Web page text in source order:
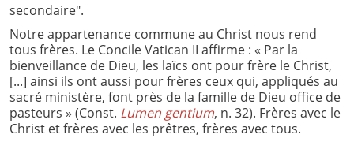
secondaire".
Notre appartenance commune au Christ nous rend
tous frères. Le Concile Vatican II affirme : « Par la
bienveillance de Dieu, les laïcs ont pour frère le Christ,
[...] ainsi ils ont aussi pour frères ceux qui, appliqués au
sacré ministère, font près de la famille de Dieu office de
pasteurs » (Const. Lumen gentium, n. 32). Frères avec le
Christ et frères avec les prêtres, frères avec tous.